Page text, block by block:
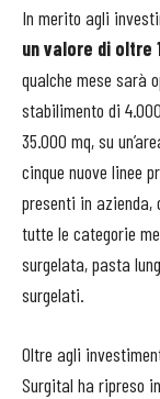
In merito agli
un valore di oltre
qualche mese sarà
stabilimento di
35.000 mq, su
cinque nuove linee
presenti in azienda,
tutte le categorie
surgelata, pasta
surgelati.
Oltre agli
Surgital ha ripreso